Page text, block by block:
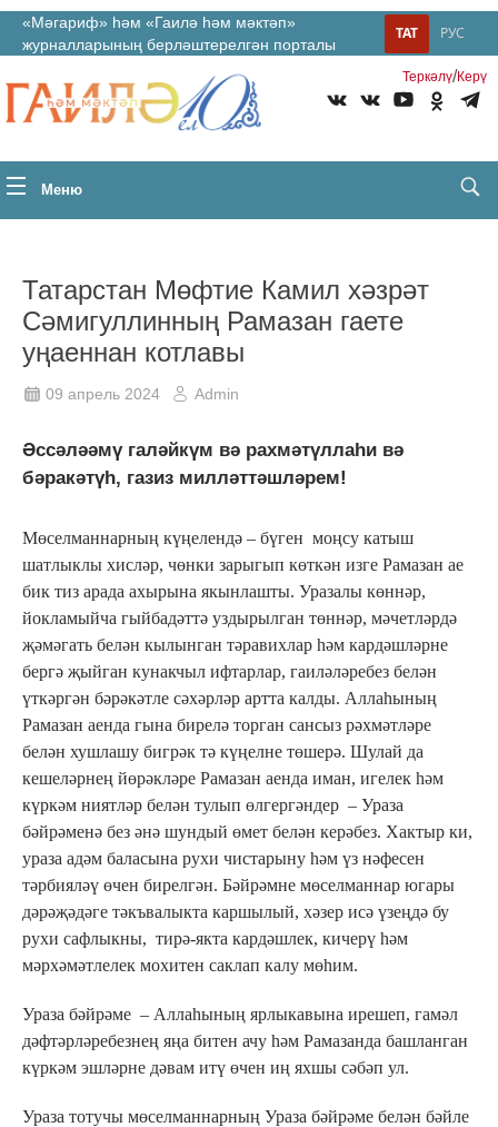
«Мәгариф» һәм «Гаилә һәм мәктәп»
журналларының берләштерелгән порталы
РУС
ТАТ
Теркəлү/Керү
Меню
Татарстан Мөфтие Камил хәзрәт
Сәмигуллинның Рамазан гаете
уңаеннан котлавы
09 апрель 2024 Admin
Әссәләәмү галәйкүм вә рахмәтүллаһи вә
бәракәтүһ, газиз милләттәшләрем!
Мөселманнарның күңелендә – бүген моңсу катыш
шатлыклы хисләр, чөнки зарыгып көткән изге Рамазан ае
бик тиз арада ахырына якынлашты. Уразалы көннәр,
йокламыйча гыйбадәттә уздырылган төннәр, мәчетләрдә
җәмәгать белән кылынган тәравихлар һәм кардәшләрне
бергә җыйган кунакчыл ифтарлар, гаиләләребез белән
үткәргән бәрәкәтле сәхәрләр артта калды. Аллаһының
Рамазан аенда гына бирелә торган сансыз рәхмәтләре
белән хушлашу бигрәк тә күңелне төшерә. Шулай да
кешеләрнең йөрәкләре Рамазан аенда иман, игелек һәм
күркәм ниятләр белән тулып өлгергәндер – Ураза
бәйрәменә без әнә шундый өмет белән керәбез. Хактыр ки,
ураза адәм баласына рухи чистарыну һәм үз нәфесен
тәрбияләү өчен бирелгән. Бәйрәмне мөселманнар югары
дәрәҗәдәге тәкъвалыкта каршылый, хәзер исә үзеңдә бу
рухи сафлыкны, тирә-якта кардәшлек, кичерү һәм
мәрхәмәтлелек мохитен саклап калу мөһим.
Ураза бәйрәме – Аллаһының ярлыкавына ирешеп, гамәл
дәфтәрләребезнең яңа битен ачу һәм Рамазанда башланган
күркәм эшләрне дәвам итү өчен иң яхшы сәбәп ул.
Ураза тотучы мөселманнарның Ураза бәйрәме белән бәйле